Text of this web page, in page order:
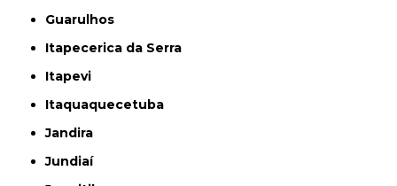
Guarulhos
Itapecerica da Serra
Itapevi
Itaquaquecetuba
Jandira
Jundiaí